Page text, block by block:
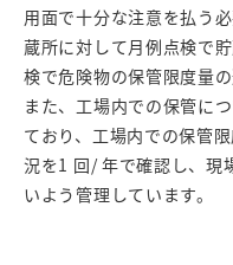
用面で十分な注意を払う
蔵所に対して月例点検で
検で危険物の保管限度量
また、工場内での保管に
ており、工場内での保管
況を1 回/ 年で確認し、現
いよう管理しています。